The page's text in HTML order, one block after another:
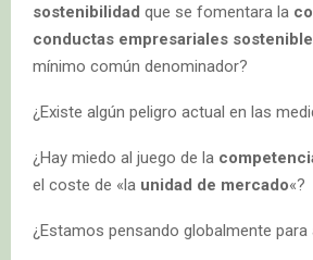
sostenibilidad que se fomentara la
conductas empresariales
mínimo común denominador?
¿Existe algún peligro actual en las
¿Hay miedo al juego de la
el coste de «la unidad de mercado«?
¿Estamos pensando globalmente para